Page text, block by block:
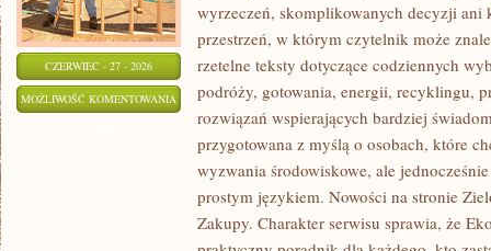
CZERWIEC - 27 - 2026
MOŻLIWOŚĆ KOMENTOWANIA EKOLOGIA
wyrzeczeń, skomplikowanych decyzji ani
przestrzeń, w którym czytelnik może
rzetelne teksty dotyczące codziennych
podróży, gotowania, energii, recyklingu,
rozwiązań wspierających bardziej
przygotowana z myślą o osobach, które
wyzwania środowiskowe, ale
prostym językiem. Nowości na stronie
Zakupy. Charakter serwisu sprawia, że